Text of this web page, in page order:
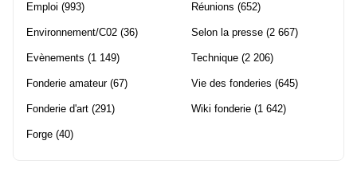
Emploi (993)
Environnement/C02 (36)
Evènements (1 149)
Fonderie amateur(67)
Fonderie d'art (291)
Forge (40)
Réunions (652)
Selon la presse (2 667)
Technique (2 206)
Vie des fonderies (645)
Wiki fonderie (1 642)